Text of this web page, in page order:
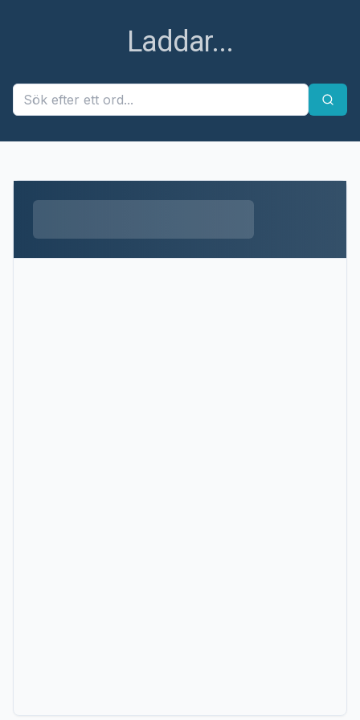
Ett fel uppstod
Ett fel uppstod när ordet skulle hämtas. Försök igen
senare.